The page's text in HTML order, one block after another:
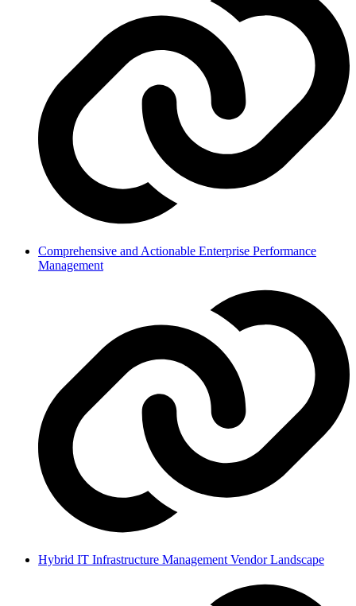
Comprehensive and Actionable Enterprise Performance
Management
Hybrid IT Infrastructure Management Vendor Landscape